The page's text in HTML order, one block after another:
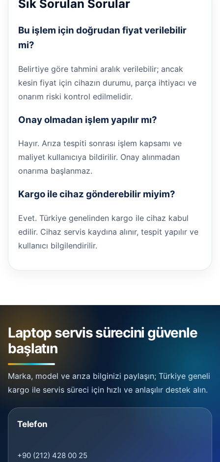
Sık Sorulan Sorular
Bu işlem için doğrudan fiyat verilebilir
mi?
Belirtiye göre tahmini aralık verilebilir; ancak
kesin fiyat için cihazın durumu, parça ihtiyacı ve
onarım riski kontrol edilmelidir.
Onay olmadan işlem yapılır mı?
Hayır. Arıza tespiti sonrası işlem kapsamı ve
maliyet kullanıcıya bildirilir. Onay alınmadan
onarıma başlanmaz.
Kargo ile cihaz gönderebilir miyim?
Evet. Türkiye genelinden kargo ile cihaz kabul
edilir. Cihaz servis kaydına alınır, tespit yapılır ve
kullanıcı bilgilendirilir.
Laptop servis sürecini güvenle
başlatın
Marka, model ve arıza bilginizi paylaşın; Türkiye geneli
kargo ile servis süreci için hızlı ve anlaşılır destek alın.
Telefon
+90 (212) 428 00 25